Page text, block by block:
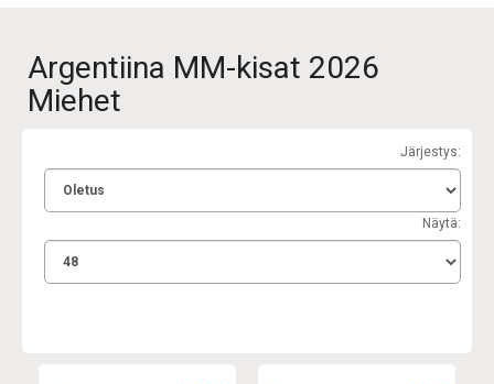
Argentiina MM-kisat 2026
Miehet
Järjestys:
Näytä: